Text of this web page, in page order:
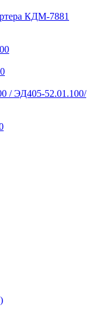
КДМ-7881
/ ЭД405-52.01.100/